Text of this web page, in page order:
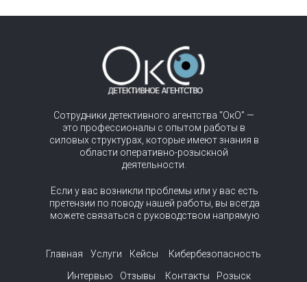
Главная Услуги Кейсы
Кибербезопасность
Интервью
Отзывы Контакты
Сотрудники детективного агентства “ОкО” —
это профессионалы с опытом работы в
силовых структурах, которые имеют знания в
области оперативно-розыскной
деятельности.
Если у вас возникли проблемы или у вас есть
претензии по поводу нашей работы, вы всегда
можете связаться с руководством напрямую
Розыск